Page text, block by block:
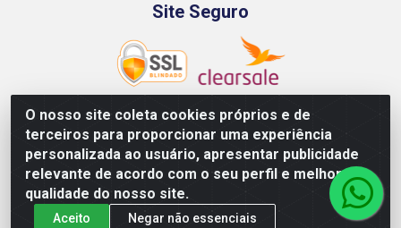
O nosso site coleta cookies próprios e de
terceiros para proporcionar uma experiência
personalizada ao usuário, apresentar publicidade
relevante de acordo com o seu perfil e melhorar a
qualidade do nosso site.
Aceito Negar não essenciais
Site Seguro
Rod. BR-101 Sul, Km 73, 4505, Galpão A, Ibura -
Recife/PE - CEP 51240-340 - CNPJ 70.089.974/0001-79